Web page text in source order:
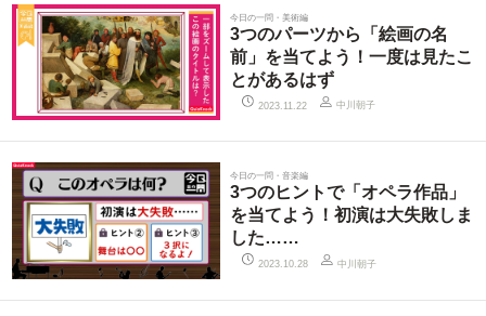
今日の一問・美術編
3つのパーツから「絵画の名
前」を当てよう！一度は見たこ
とがあるはず
2023.11.22 中川朝子
今日の一問・音楽編
3つのヒントで「オペラ作品」
を当てよう！初演は大失敗しま
した……
2023.10.28 中川朝子